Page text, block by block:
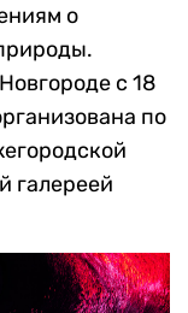
о
с 18
по
галереей